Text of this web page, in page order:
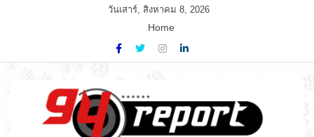
วันเสาร์, สิงหาคม 8, 2026
Home